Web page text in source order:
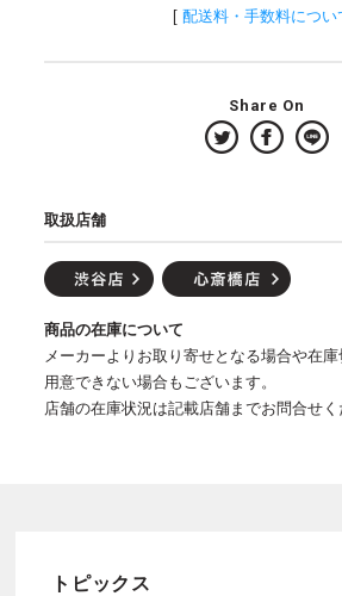
[ 配送料・手数料につい
Share On
取扱店舗
商品の在庫について
メーカーよりお取り寄せとなる場合や在
用意できない場合もございます。
店舗の在庫状況は記載店舗までお問合せく
トピックス